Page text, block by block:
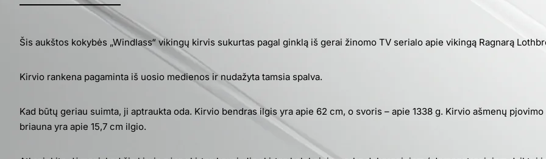
Šis aukštos kokybės „Windlass“ vikingų kirvis sukurtas pagal ginklą iš gerai žinomo TV serialo apie vikingą Ragnarą
Kirvio rankena pagaminta iš uosio medienos ir nudažyta tamsia spalva.
Kad būtų geriau suimta, ji aptraukta oda. Kirvio bendras ilgis yra apie 62 cm, o svoris – apie 1338 g. Kirvio ašmenų pjovimo
briauna yra apie 15,7 cm ilgio.